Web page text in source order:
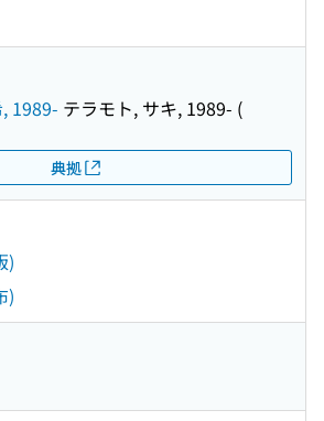
1989- テラモト, サキ, 1989- (
典拠
)
)